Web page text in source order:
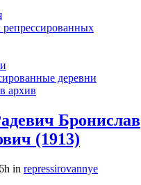
деревни
архив
Бронислав
(1913)
in repressirovannye